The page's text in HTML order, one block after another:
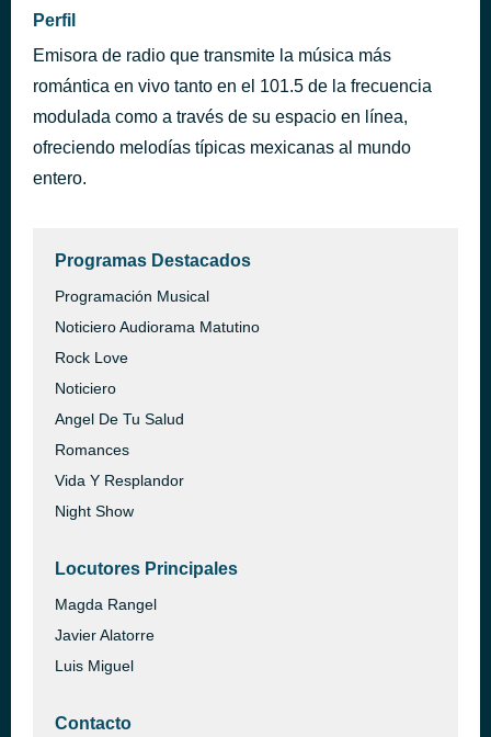
Perfil
Emisora de radio que transmite la música más
romántica en vivo tanto en el 101.5 de la frecuencia
modulada como a través de su espacio en línea,
ofreciendo melodías típicas mexicanas al mundo
entero.
Programas Destacados
Programación Musical
Noticiero Audiorama Matutino
Rock Love
Noticiero
Angel De Tu Salud
Romances
Vida Y Resplandor
Night Show
Locutores Principales
Magda Rangel
Javier Alatorre
Luis Miguel
Contacto